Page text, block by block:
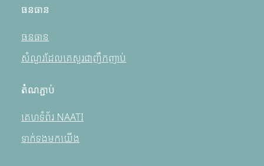
ធនធាន
ធនធាន
សំណួរដែលគេសួរជាញឹកញាប់
តំណភ្ជាប់
គេហទំព័រ NAATI
ទាក់ទងមកយើង